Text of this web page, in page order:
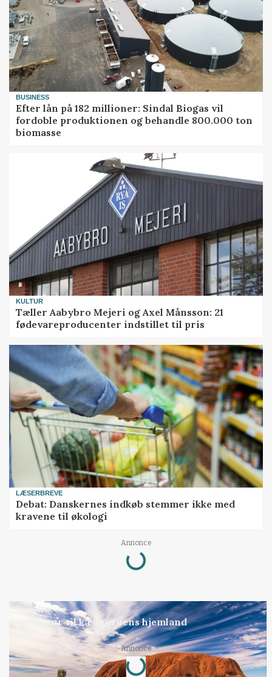
BUSINESS
Efter lån på 182 millioner: Sindal Biogas vil
fordoble produktionen og behandle 800.000 ton
biomasse
KULTUR
Tæller Aabybro Mejeri og Axel Månsson: 21
fødevareproducenter indstillet til pris
LÆSERBREVE
Debat: Danskernes indkøb stemmer ikke med
kravene til økologi
Annonce
Loading...
KULTUR
Studietur til kænguruens hjemland
Annonce
Loading...